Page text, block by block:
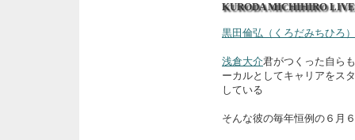
KURODA MICHIHIRO
黒田倫弘（くろだみちひろ）
浅倉大介君がつくった自ら
ーカルとしてキャリアをス
している
そんな彼の毎年恒例の６